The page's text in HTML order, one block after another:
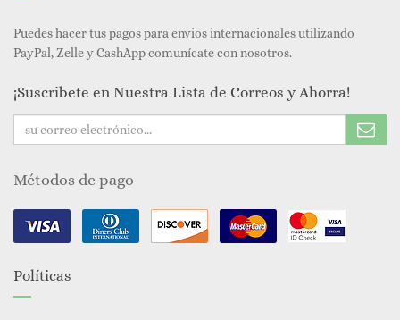
Puedes hacer tus pagos para envios internacionales utilizando
PayPal, Zelle y CashApp comunícate con nosotros.
¡Suscribete en Nuestra Lista de Correos y Ahorra!
Métodos de pago
Políticas